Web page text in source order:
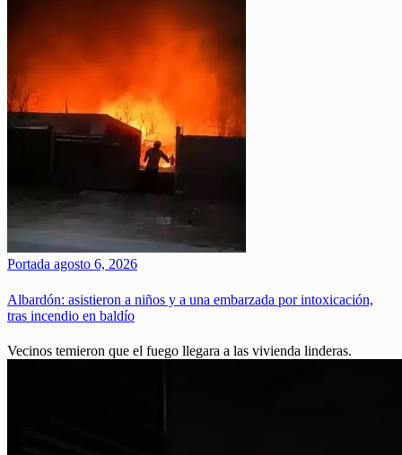
Portada agosto 6, 2026
Albardón: asistieron a niños y a una embarzada por intoxicación,
tras incendio en baldío
Vecinos temieron que el fuego llegara a las vivienda linderas.